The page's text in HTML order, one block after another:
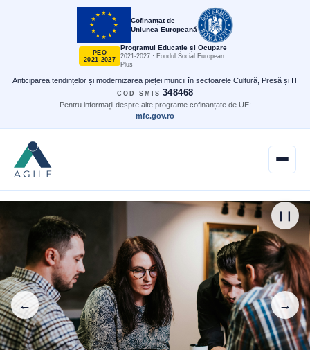
Cofinanțat de
Uniunea Europeană
PEO
2021-2027
Programul Educație și Ocupare
2021-2027 · Fondul Social European
Plus
Anticiparea tendințelor și modernizarea pieței muncii în sectoarele Cultură, Presă și IT
COD SMIS 348468
Pentru informații despre alte programe cofinanțate de UE:
mfe.gov.ro
← →
❙❙